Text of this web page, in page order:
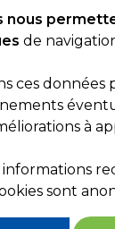
mer.fr
nous
de
ces
à
sont